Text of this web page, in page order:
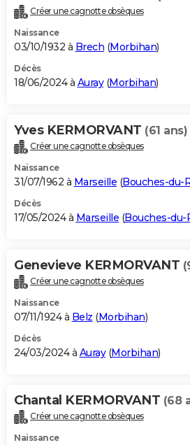
Créer une cagnotte obsèques
Naissance
03/10/1932 à Brech (Morbihan)
Décès
18/06/2024 à Auray(Morbihan)
Yves KERMORVANT (61 ans)
Créer une cagnotte obsèques
Naissance
31/07/1962 à Marseille (Bouches-du-
Décès
17/05/2024 à Marseille (Bouches-du-
Genevieve KERMORVANT
Créer une cagnotte obsèques
Naissance
07/11/1924 à Belz (Morbihan)
Décès
24/03/2024 à Auray(Morbihan)
Chantal KERMORVANT (68
Créer une cagnotte obsèques
Naissance